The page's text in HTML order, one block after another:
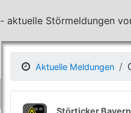
- aktuelle Störmeldungen
Aktuelle Meldungen
Störticker Bayern